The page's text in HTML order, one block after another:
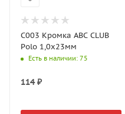
C003 Кромка АВС CLUB
Polo 1,0х23мм
Есть в наличии: 75
114₽